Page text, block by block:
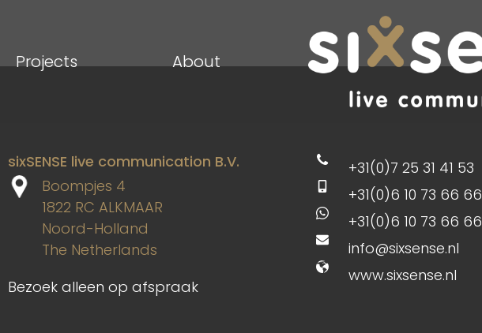
Projects About
Richard
sixSENSE live communication B.V.
Boompjes 4
1822 RC ALKMAAR
Noord-Holland
The Netherlands
Bezoek alleen op afspraak
+31(0)7 25 31 41 53
+31(0)6 10 73 66 66
+31(0)6 10 73 66 66
info@sixsense.nl
www.sixsense.nl